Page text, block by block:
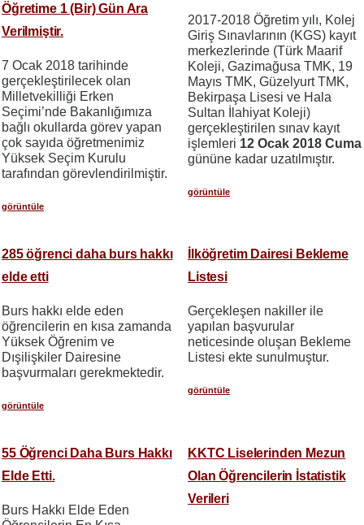
Öğretime 1 (Bir) Gün Ara
Verilmiştir.
7 Ocak 2018 tarihinde
gerçekleştirilecek olan
Milletvekilliği Erken
Seçimi’nde Bakanlığımıza
bağlı okullarda görev yapan
çok sayıda öğretmenimiz
Yüksek Seçim Kurulu
tarafından görevlendirilmiştir.
görüntüle
2017-2018 Öğretim yılı, Kolej
Giriş Sınavlarının (KGS) kayıt
merkezlerinde (Türk Maarif
Koleji, Gazimağusa TMK, 19
Mayıs TMK, Güzelyurt TMK,
Bekirpaşa Lisesi ve Hala
Sultan İlahiyat Koleji)
gerçekleştirilen sınav kayıt
işlemleri 12 Ocak 2018 Cuma
gününe kadar uzatılmıştır.
görüntüle
285 öğrenci daha burs hakkı
elde etti
Burs hakkı elde eden
öğrencilerin en kısa zamanda
Yüksek Öğrenim ve
Dışilişkiler Dairesine
başvurmaları gerekmektedir.
görüntüle
İlköğretim Dairesi Bekleme
Listesi
Gerçekleşen nakiller ile
yapılan başvurular
neticesinde oluşan Bekleme
Listesi ekte sunulmuştur.
görüntüle
55 Öğrenci Daha Burs Hakkı
Elde Etti.
Burs Hakkı Elde Eden
KKTC Liselerinden Mezun
Olan Öğrencilerin İstatistik
Verileri